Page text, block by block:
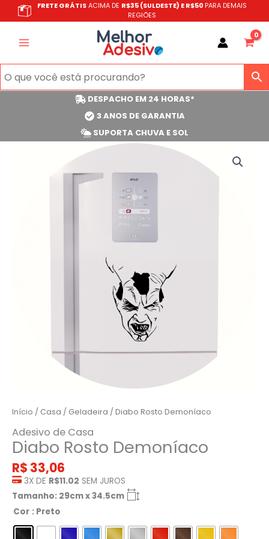
para
FRETE GRÁTISACIMA DE R$35 (SULDESTE) E R$50 PARA DEMAIS
REGIÕES
DESPACHO EM 24 HORAS*
3 ANOS DE GARANTIA
SUPORTA CHUVA E SOL
Início / Casa / Geladeira / Diabo Rosto Demoníaco
Adesivo de Casa
Diabo Rosto Demoníaco
R$ 33,06
3X DE R$11.02 SEM JUROS
Tamanho: 29cm x 34.5cm
Cor : Preto